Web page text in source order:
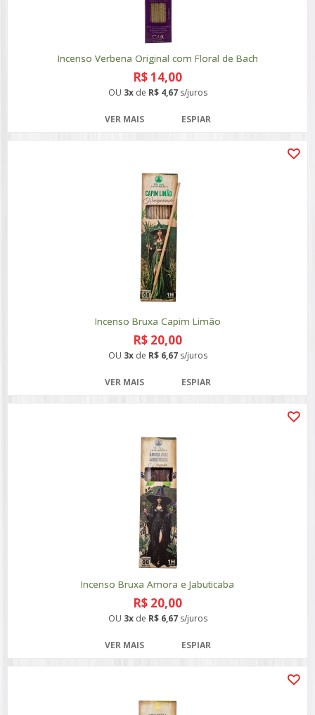
Incenso Verbena Original com Floral de Bach
R$ 14,00
OU 3xde R$ 4,67s/juros
VER MAIS ESPIAR
Incenso Bruxa Capim Limão
R$ 20,00
OU 3xde R$ 6,67s/juros
VER MAIS ESPIAR
Incenso Bruxa Amora e Jabuticaba
R$ 20,00
OU 3xde R$ 6,67s/juros
VER MAIS ESPIAR